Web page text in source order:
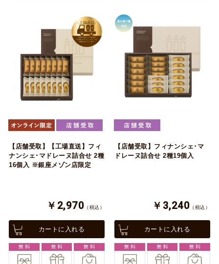
【店舗受取】【工場直送】フィ
ナンシェ･マドレーヌ詰合せ 2種
16個入 ※銀座メゾン店限定
￥2,970 （税込）
カートに入れる
【店舗受取】フィナンシェ･マ
ドレーヌ詰合せ 2種19個入
￥3,240 （税込）
カートに入れる